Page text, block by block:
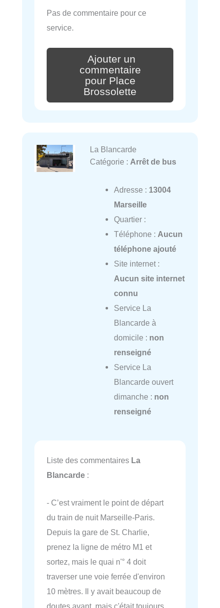
Pas de commentaire pour ce
service.
Ajouter un
commentaire
pour Place
Brossolette
La Blancarde
Catégorie : Arrêt de bus
Adresse : 13004
Marseille
Quartier :
Téléphone : Aucun
téléphone ajouté
Site internet :
Aucun site internet
connu
Service La
Blancarde à
domicile : non
renseigné
Service La
Blancarde ouvert
dimanche : non
renseigné
Liste des commentaires La
Blancarde :
- C’est vraiment le point de départ
du train de nuit Marseille-Paris.
Depuis la gare de St. Charlie,
prenez la ligne de métro M1 et
sortez, mais le quai n'° 4 doit
traverser une voie ferrée d'environ
10 mètres. Il y avait beaucoup de